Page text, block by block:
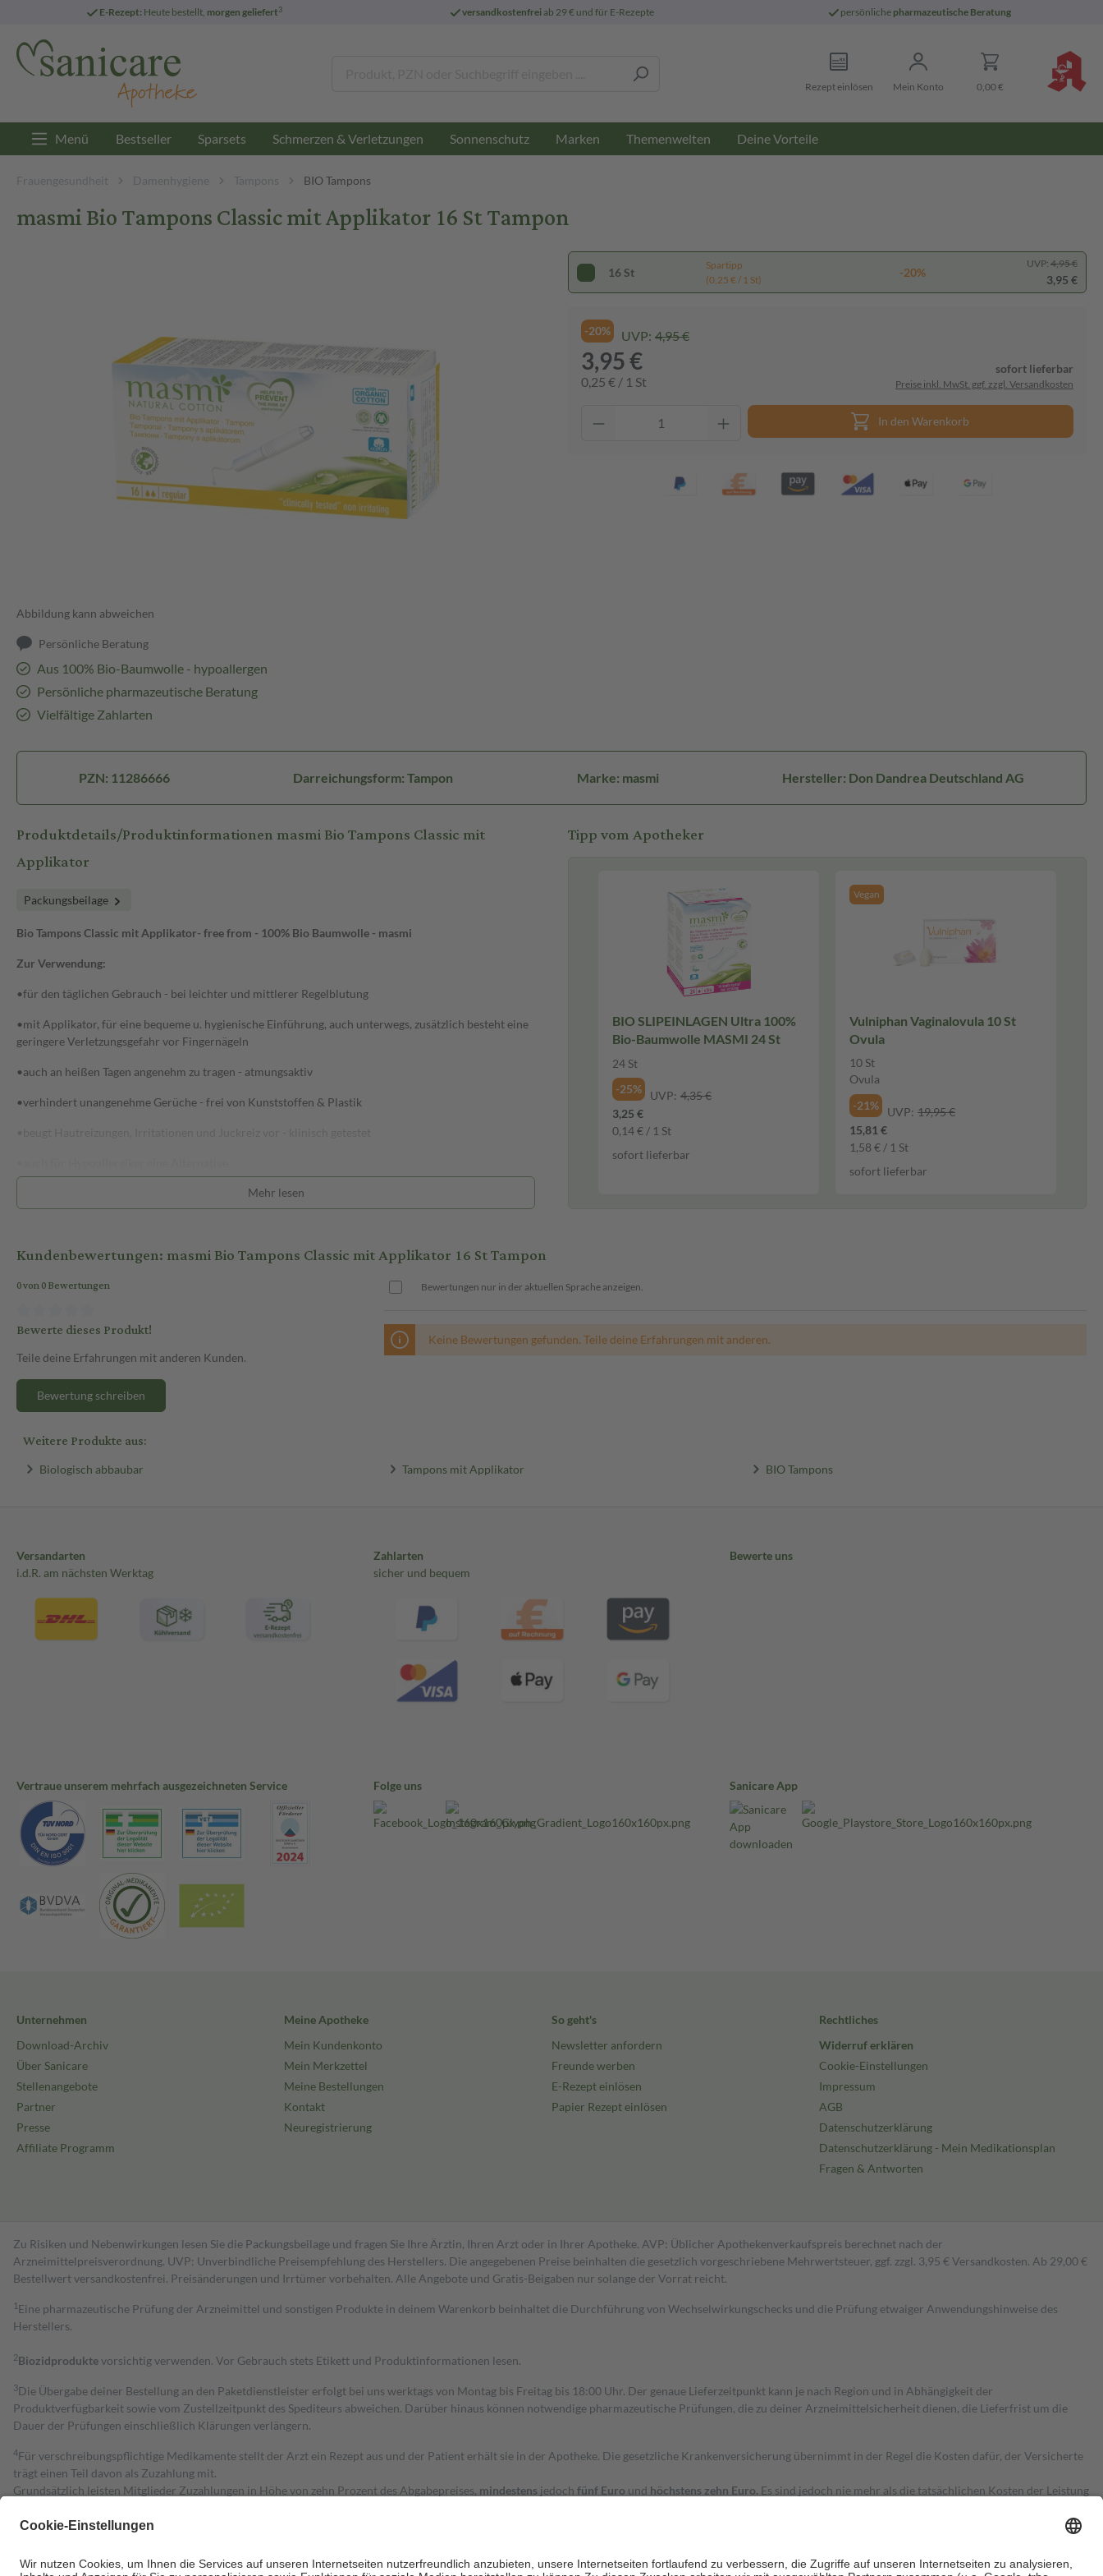
E-Rezept: Heute bestellt, morgen geliefert3 versandkostenfreiab 29 € und für E-Rezepte persönliche pharmazeutische Beratung
Rezept einlösen Mein Konto 0,00 €
Menü Bestseller Sparsets Schmerzen & Verletzungen Sonnenschutz Marken Themenwelten Deine Vorteile
Frauengesundheit Damenhygiene Tampons BIO Tampons
masmi Bio Tampons Classic mit Applikator 16 St Tampon
Abbildung kann abweichen
Persönliche Beratung
Aus 100% Bio-Baumwolle - hypoallergen
Persönliche pharmazeutische Beratung
Vielfältige Zahlarten
16 St
Spartipp
(0,25 € / 1 St)
-20%
UVP: 4,95 €
3,95 €
-20% UVP: 4,95 €
3,95 €
0,25 € / 1 St
sofort lieferbar
Preise inkl. MwSt. ggf. zzgl. Versandkosten
In den Warenkorb
PZN: 11286666 Darreichungsform: Tampon Marke: masmi Hersteller: Don Dandrea Deutschland AG
Produktdetails/Produktinformationen masmi Bio Tampons Classic mit
Applikator
Packungsbeilage
Bio Tampons Classic mit Applikator- free from - 100% Bio Baumwolle - masmi
Zur Verwendung:
•für den täglichen Gebrauch - bei leichter und mittlerer Regelblutung
•mit Applikator, für eine bequeme u. hygienische Einführung, auch unterwegs, zusätzlich besteht eine
geringere Verletzungsgefahr vor Fingernägeln
•auch an heißen Tagen angenehm zu tragen - atmungsaktiv
•verhindert unangenehme Gerüche - frei von Kunststoffen & Plastik
•pH - neutral
•Parfümfrei
•Herbizidfrei
•Viskosefrei
•Reyon frei
•keine Tierversuche
Mehr lesen
Tipp vom Apotheker
BIO SLIPEINLAGEN Ultra 100%
Bio-Baumwolle MASMI 24 St
24 St
-25%
UVP: 4,35 €
3,25 €
0,14 € / 1 St
sofort lieferbar
Vegan
Vulniphan Vaginalovula 10 St
Ovula
10 St
Ovula
-21%
UVP: 19,95 €
15,81 €
1,58 € / 1 St
sofort lieferbar
Kundenbewertungen: masmi Bio Tampons Classic mit Applikator 16 St Tampon
0 von 0 Bewertungen
Bewerte dieses Produkt!
Teile deine Erfahrungen mit anderen Kunden.
Bewertung schreiben
Bewertungen nur in der aktuellen Sprache anzeigen.
Keine Bewertungen gefunden. Teile deine Erfahrungen mit anderen.
Weitere Produkte aus:
Biologisch abbaubar Tampons mit Applikator BIO Tampons
Versandarten
i.d.R. am nächsten Werktag
Zahlarten
sicher und bequem
Bewerte uns
Vertraue unserem mehrfach ausgezeichneten Service Folge uns Sanicare App
Unternehmen
Download-Archiv
Über Sanicare
Stellenangebote
Partner
Presse
Affiliate Programm
Meine Apotheke
Mein Kundenkonto
Mein Merkzettel
Meine Bestellungen
Kontakt
Neuregistrierung
So geht's
Newsletter anfordern
Freunde werben
E-Rezept einlösen
Papier Rezept einlösen
Rechtliches
Widerruf erklären
Cookie-Einstellungen
Impressum
AGB
Datenschutzerklärung
Datenschutzerklärung - Mein Medikationsplan
Fragen & Antworten
Zu Risiken und Nebenwirkungen lesen Sie die Packungsbeilage und fragen Sie Ihre Ärztin, Ihren Arzt oder in Ihrer Apotheke. AVP: Üblicher Apothekenverkaufspreis berechnet nach der
Arzneimittelpreisverordnung. UVP: Unverbindliche Preisempfehlung des Herstellers. Die angegebenen Preise beinhalten die gesetzlich vorgeschriebene Mehrwertsteuer, ggf. zzgl. 3,95 € Versandkosten. Ab 29,00 €
Bestell­wert versand­kosten­frei. Preisänderungen und Irrtümer vorbehalten. Alle Angebote und Gratis-Beigaben nur solange der Vorrat reicht.
1 Eine pharmazeutische Prüfung der Arzneimittel und sonstigen Produkte in deinem Warenkorb beinhaltet die Durchführung von Wechselwirkungschecks und die Prüfung etwaiger Anwendungshinweise des
Herstellers.
2Biozidproduktevorsichtig verwenden. Vor Gebrauch stets Etikett und Produktinformationen lesen.
3Die Übergabe deiner Bestellung an den Paketdienstleister erfolgt bei uns werktags von Montag bis Freitag bis 18:00 Uhr. Der genaue Lieferzeitpunkt kann je nach Region und in Abhängigkeit der
Produktverfügbarkeit sowie vom Zustellzeitpunkt des Spediteurs abweichen. Darüber hinaus können notwendige pharmazeutische Prüfungen, die zu deiner Arzneimittelsicherheit dienen, die Lieferfrist um die
Dauer der Prüfungen einschließlich Klärungen verlängern.
4Für verschreibungspflichtige Medikamente stellt der Arzt ein Rezept aus und der Patient erhält sie in der Apotheke. Die gesetzliche Krankenversicherung übernimmt in der Regel die Kosten dafür, der Versicherte
trägt einen Teil davon als Zuzahlung mit.
Grundsätzlich leisten Mitglieder Zuzahlungen in Höhe von zehn Prozent des Abgabepreises, mindestens jedoch fünf Euro und höchstens zehn Euro. Es sind jedoch nie mehr als die tatsächlichen Kosten der Leistung
Diese Regeln gelten grundsätzlich auch für Online-Apotheken.
Um das Engagement der Versicherten für ihre eigene Gesundheit zu stärken und die besondere Stellung der Familie zu unterstützen, fallenkeine Zuzahlungen an bei: